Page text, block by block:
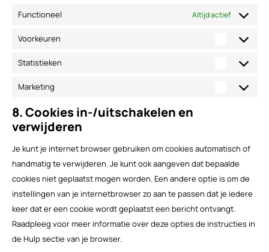
Functioneel Altijd actief
Voorkeuren
Statistieken
Marketing
Marketing
8. Cookies in-/uitschakelen en
verwijderen
Je kunt je internet browser gebruiken om cookies automatisch of
handmatig te verwijderen. Je kunt ook aangeven dat bepaalde
cookies niet geplaatst mogen worden. Een andere optie is om de
instellingen van je internetbrowser zo aan te passen dat je iedere
keer dat er een cookie wordt geplaatst een bericht ontvangt.
Raadpleeg voor meer informatie over deze opties de instructies in
de Hulp sectie van je browser.